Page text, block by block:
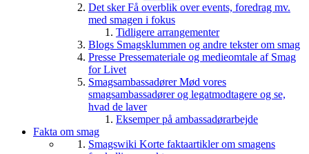
Det skerFå overblik over events, foredrag mv.
med smagen i fokus
Tidligere arrangementer
Blogs Smagsklummen og andre tekster om smag
Presse Pressemateriale og medieomtale af Smag
for Livet
SmagsambassadørerMød vores
smagsambassadører og legatmodtagere og se,
hvad de laver
Eksemper på ambassadørarbejde
Fakta om smag
Smagswiki Korte faktaartikler om smagens